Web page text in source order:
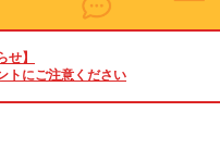
せ】
トにご注意ください